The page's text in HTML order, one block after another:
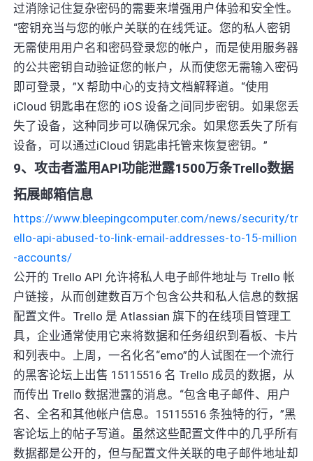
过消除记住复杂密码的需要来增强用户体验和安全性。
“密钥充当与您的帐户关联的在线凭证。您的私人密钥
无需使用用户名和密码登录您的帐户，而是使用服务器
的公共密钥自动验证您的帐户，从而使您无需输入密码
即可登录，”X 帮助中心的支持文档解释道。“使用
iCloud 钥匙串在您的 iOS 设备之间同步密钥。如果您丢
失了设备，这种同步可以确保冗余。如果您丢失了所有
设备，可以通过iCloud 钥匙串托管来恢复密钥。”
9、攻击者滥用API功能泄露1500万条Trello数据
拓展邮箱信息
https://www.bleepingcomputer.com/news/security/tr
ello-api-abused-to-link-email-addresses-to-15-million
-accounts/
公开的 Trello API 允许将私人电子邮件地址与 Trello 帐
户链接，从而创建数百万个包含公共和私人信息的数据
配置文件。Trello 是 Atlassian 旗下的在线项目管理工
具，企业通常使用它来将数据和任务组织到看板、卡片
和列表中。上周，一名化名“emo”的人试图在一个流行
的黑客论坛上出售 15115516 名 Trello 成员的数据，从
而传出 Trello 数据泄露的消息。“包含电子邮件、用户
名、全名和其他帐户信息。15115516 条独特的行，”黑
客论坛上的帖子写道。虽然这些配置文件中的几乎所有
数据都是公开的，但与配置文件关联的电子邮件地址却